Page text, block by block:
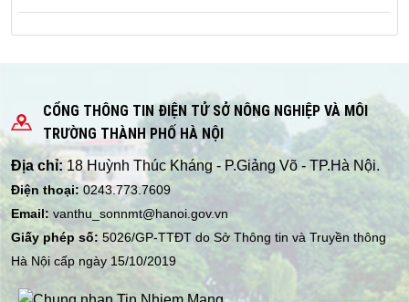
CỔNG THÔNG TIN ĐIỆN TỬ SỞ NÔNG NGHIỆP VÀ MÔI
TRƯỜNG THÀNH PHỐ HÀ NỘI
Địa chỉ: 18 Huỳnh Thúc Kháng - P.Giảng Võ - TP.Hà Nội.
Điện thoại: 0243.773.7609
Email: vanthu_sonnmt@hanoi.gov.vn
Giấy phép số: 5026/GP-TTĐT do Sở Thông tin và Truyền thông
Hà Nội cấp ngày 15/10/2019